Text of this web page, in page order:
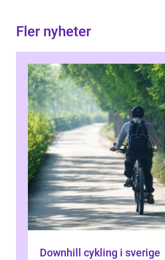
Fler nyheter
Downhill cykling i sverige